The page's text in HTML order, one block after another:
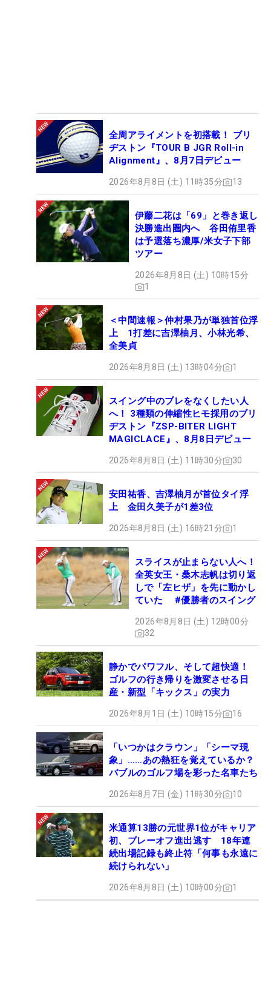
全周アライメントを初搭載！ ブリ
ヂストン『TOUR B JGR Roll-in
Alignment』、8月7日デビュー
2026年8月8日 (土) 11時35分 13
伊藤二花は「69」と巻き返し
決勝進出圏内へ 谷田侑里香
は予選落ち濃厚/米女子下部
ツアー
2026年8月8日 (土) 10時15分
1
＜中間速報＞仲村果乃が単独首位浮
上 1打差に吉澤柚月、小林光希、
全美貞
2026年8月8日 (土) 13時04分 1
スイング中のブレをなくしたい人
へ！ 3種類の伸縮性ヒモ採用のブリ
ヂストン『ZSP-BITER LIGHT
MAGICLACE』、8月8日デビュー
2026年8月8日 (土) 11時30分 30
安田祐香、吉澤柚月が首位タイ浮
上 金田久美子が1差3位
2026年8月8日 (土) 16時21分 1
スライスが止まらない人へ！
全英女王・桑木志帆は切り返
しで「左ヒザ」を先に動かし
ていた #優勝者のスイング
2026年8月8日 (土) 12時00分
32
静かでパワフル、そして超快適！
ゴルフの行き帰りを激変させる日
産・新型「キックス」の実力
2026年8月1日 (土) 10時15分 16
「いつかはクラウン」「シーマ現
象」……あの熱狂を覚えているか？
バブルのゴルフ場を彩った名車たち
2026年8月7日 (金) 11時30分 10
米通算13勝の元世界1位がキャリア
初、プレーオフ進出逃す 18年連
続出場記録も終止符「何事も永遠に
続けられない」
2026年8月8日 (土) 10時00分 1